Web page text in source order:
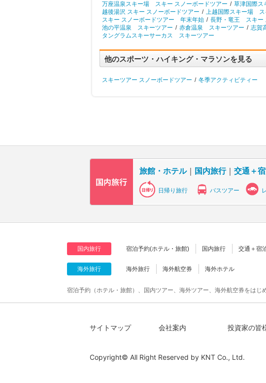
万座温泉スキー場 スキー スノーボードツアー / 草津国際
越後湯沢 スキー スノーボードツアー / 上越国際スキー場 ス
スキー スノーボードツアー 年末年始 / 長野・竜王 スキー
池の平温泉 スキーツアー / 赤倉温泉 スキーツアー / 志賀
タングラムスキーサーカス スキーツアー
他のスポーツ・ハイキング・マラソンを見る
スキーツアー スノーボードツアー / 冬季アクティビティー
旅館・ホテル｜ 国内旅行｜ 交通＋
日帰り旅行 バスツアー
国内旅行 宿泊予約(ホテル・旅館) 国内旅行 交通＋宿
海外旅行 海外旅行 海外航空券 海外ホテル
宿泊予約（ホテル・旅館）、国内ツアー、海外ツアー、海外航空券をは
サイトマップ 会社案内 投資家の皆
Copyright© All Right Reserved by KNT Co., Ltd.